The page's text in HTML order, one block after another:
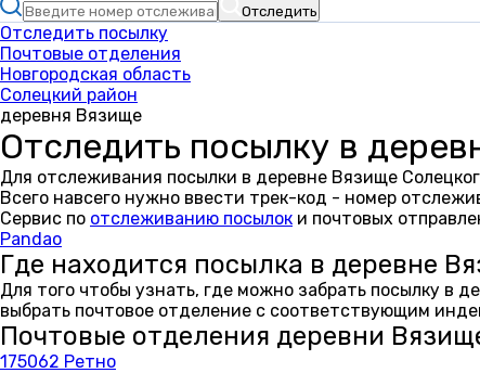
Отследить
Отследить посылку
Почтовые отделения
Новгородская область
Солецкий район
деревня Вязище
Отследить посылку в
Для отслеживания посылки в деревне Вязище
Всего навсего нужно ввести трек-код - номер
Сервис по отслеживанию посылок и почтовых
Pandao
Где находится посылка в деревне
Для того чтобы узнать, где можно забрать посылку в
выбрать почтовое отделение с соответствующим
Почтовые отделения деревни
175062 Ретно